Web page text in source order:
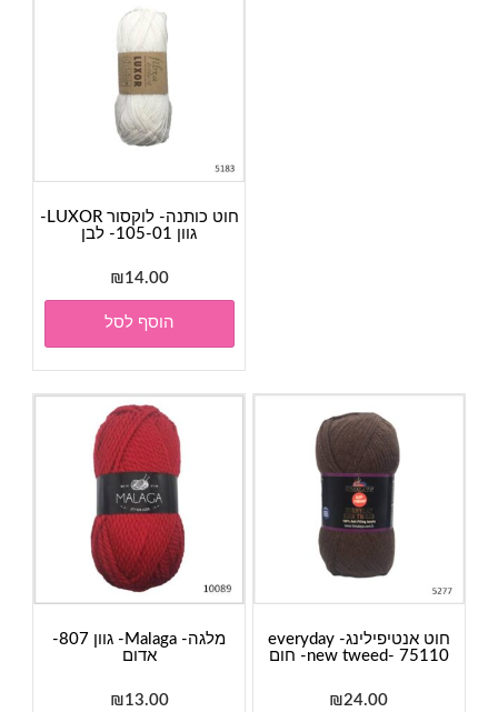
חוט כותנה- לוקסור LUXOR-
גוון 105-01- לבן
₪14.00
הוסף לסל
מלגה- Malaga- גוון 807-
אדום
₪13.00
חוט אנטיפילינג- everyday
new tweed- 75110- חום
₪24.00